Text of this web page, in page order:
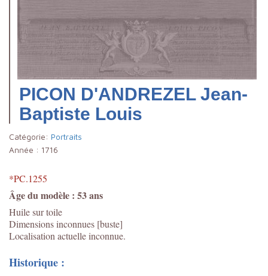
PICON D'ANDREZEL Jean-
Baptiste Louis
Catégorie: Portraits
Année : 1716
*PC.1255
Âge du modèle : 53 ans
Huile sur toile
Dimensions inconnues [buste]
Localisation actuelle inconnue.
Historique :